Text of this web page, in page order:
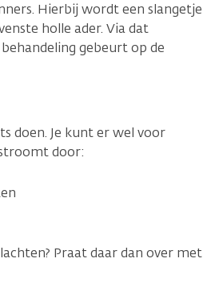
Hierbij wordt een slangetje
holle ader. Via dat
gebeurt op de
doen. Je kunt er wel voor
door:
Praat daar dan over met